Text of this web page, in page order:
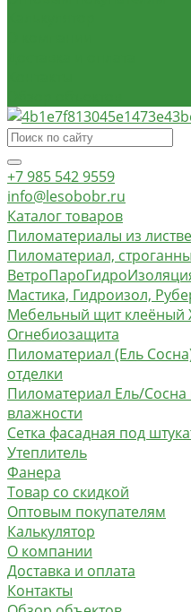
+7 985 542 9559
info@lesobobr.ru
Каталог товаров
Пиломатериалы из
Пиломатериал,
Мастика, Гидроизол,
Мебельный щит клеёный
Огнебиозащита
Пиломатериал (Ель
отделки
Пиломатериал Ель/Сосна
влажности
Сетка фасадная под
Утеплитель
Фанера
Товар со скидкой
Оптовым покупателям
Калькулятор
О компании
Доставка и оплата
Контакты